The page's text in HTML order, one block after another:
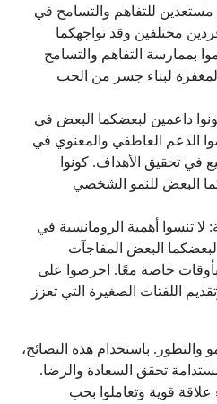
مستعدين للتفاهم والتسامح في
فردين مختلفين وقد تواجهكما
بممارسة التفاهم والتسامح
لبناء جسر من الحب
داعمين لبعضكما البعض في
الدعم العاطفي والمعنوي في
في تحقيق الأهداف. كونوا
البعض للنمو الشخصي
لا تنسوا أهمية الرومانسية في
لبعضكما البعض المفاجآت
بأوقات خاصة معًا. احرصوا على
اللفتات الصغيرة التي تعزز
والتطور. باستخدام هذه النصائح،
تحقق السعادة والرضا.
علاقة قوية وتعاملوا بحب